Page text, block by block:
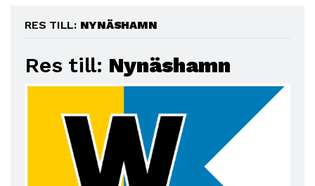
RES TILL: NYNÄSHAMN
Res till: Nynäshamn